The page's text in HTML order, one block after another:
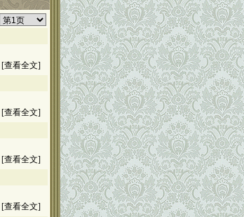
[查看全文]
[查看全文]
[查看全文]
[查看全文]